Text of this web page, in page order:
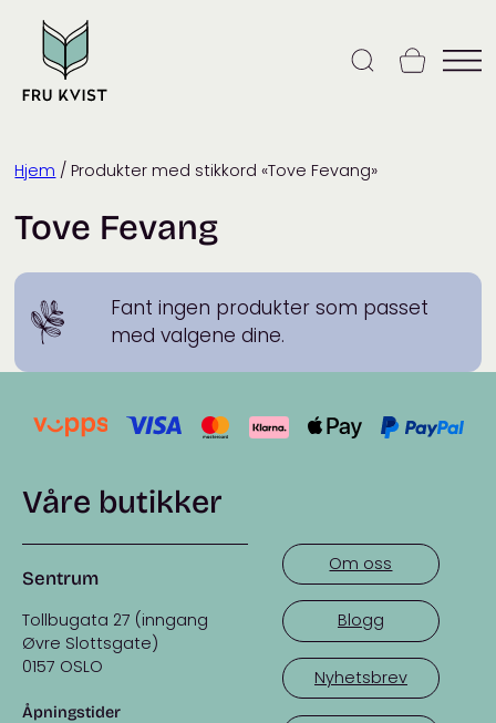
content
Hjem / Produkter med stikkord «Tove Fevang»
Tove Fevang
Fant ingen produkter som passet
med valgene dine.
Våre butikker
Sentrum
Tollbugata 27 (inngang
Øvre Slottsgate)
0157 OSLO
Åpningstider
Om oss
Blogg
Nyhetsbrev